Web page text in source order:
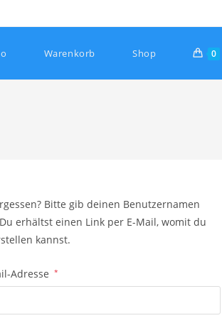
Warenkorb Shop 0
Bitte gib deinen Benutzernamen
erhältst einen Link per E-Mail, womit du
kannst.
Adresse *